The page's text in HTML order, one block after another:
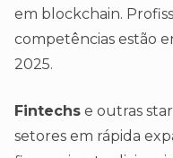
em blockchain.
competências estão
2025.
Fintechs e outras
setores em rápida